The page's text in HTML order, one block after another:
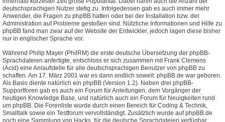
deutschsprachigen Nutzer stetig zu. Infolgedessen gab es auch immer mehr
Anwender, die Fragen zu phpBB hatten oder bei der Installation bzw. der
Administration auf Probleme gestoßen sind. Nützliche Informationen und Hilfe zu
phpBB fand man zwar auf der Website der Entwickler, jedoch lagen diese bisher
nur in englischer Sprache vor.
Während Philip Mayer (PhilRM) die erste deutsche Übersetzung der phpBB-
Sprachdateien anfertigte, entschloss er sich zusammen mit Frank Clemens
(Acid) eine Anlaufstelle für alle deutschsprachigen Benutzer von phpBB zu
schaffen. Am 17. März 2001 war es dann endlich soweit: phpBB.de war geboren.
Als Basis diente natürlich ein phpBB (Version 1.2). Neben drei phpBB-
Supportforen gab es auch ein Forum für Anleitungen, dem Vorgänger der
heutigen Knowledge Base, und natürlich auch ein Forum für Neuigkeiten rund
um phpBB. Die Forenliste wurde durch einen Bereich für Coding & Technik,
Smalltalk sowie ein Testforum vervollständigt. Zusätzlich wurde auf phpBB.de
noch eine Sammlung von Hacks, für die deutsche Sprachdateien verfügbar